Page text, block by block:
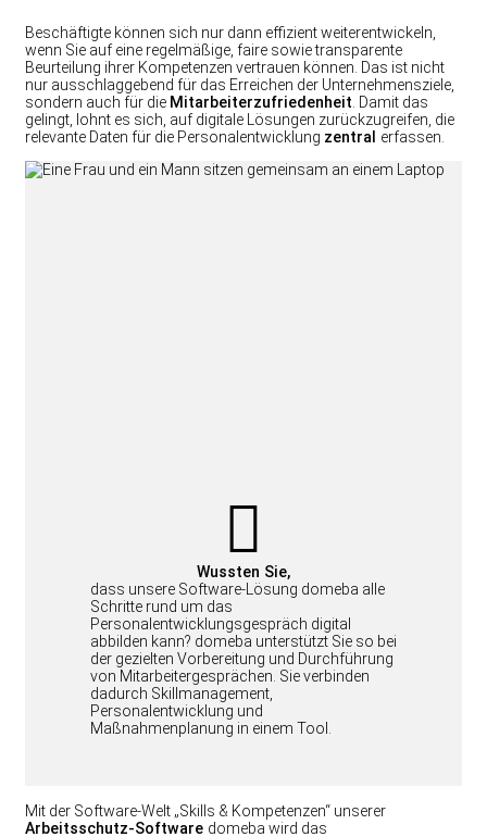
Beschäftigte können sich nur dann effizient weiterentwickeln,
wenn Sie auf eine regelmäßige, faire sowie transparente
Beurteilung ihrer Kompetenzen vertrauen können. Das ist nicht
nur ausschlaggebend für das Erreichen der Unternehmensziele,
sondern auch für die Mitarbeiterzufriedenheit. Damit das
gelingt, lohnt es sich, auf digitale Lösungen zurückzugreifen, die
relevante Daten für die Personalentwicklung zentral erfassen.
Wussten Sie,
dass unsere Software-Lösung domeba alle
Schritte rund um das
Personalentwicklungsgespräch digital
abbilden kann? domeba unterstützt Sie so bei
der gezielten Vorbereitung und Durchführung
von Mitarbeitergesprächen. Sie verbinden
dadurch Skillmanagement,
Personalentwicklung und
Maßnahmenplanung in einem Tool.
Mit der Software-Welt „Skills & Kompetenzen“ unserer
Arbeitsschutz-Software domeba wird das